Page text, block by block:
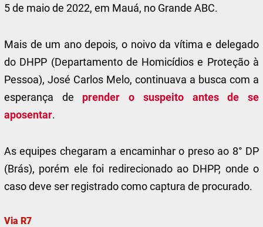
5 de maio de 2022, em Mauá, no Grande ABC.
Mais de um ano depois, o noivo da vítima e delegado
do DHPP (Departamento de Homicídios e Proteção à
Pessoa), José Carlos Melo, continuava a busca com a
esperança de prender o suspeito antes de se
aposentar.
As equipes chegaram a encaminhar o preso ao 8° DP
(Brás), porém ele foi redirecionado ao DHPP, onde o
caso deve ser registrado como captura de procurado.
Via R7